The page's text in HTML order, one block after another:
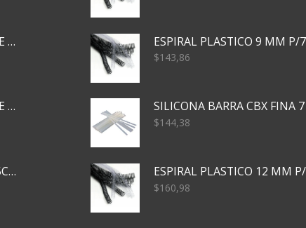
TINTA TRABI P/ MARCADOR DE PIZARRA x30ml AZUL
TINTA TRABI P/ MARCADOR DE PIZARRA x30ml ROJO
TINTA CHINA TRABI NEGRA 15CC TR3460
$143,86
$144,38
$160,98